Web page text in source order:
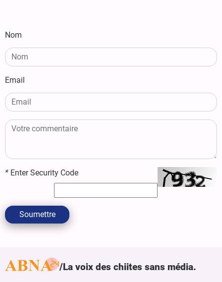
Nom
Email
* Enter Security Code
Soumettre
La voix des chiites sans média.